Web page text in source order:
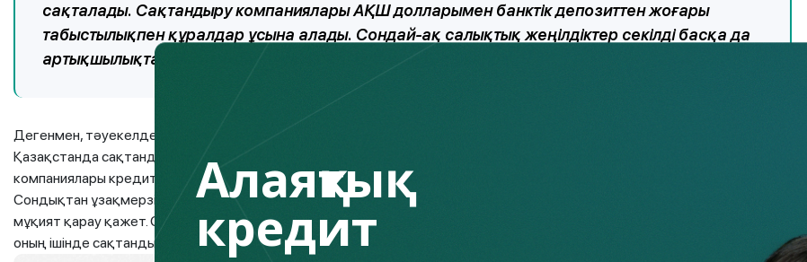
сақталады. Сақтандыру компаниялары АҚШ долларымен банктік депозиттен жоғары
табыстылықпен құралдар ұсына алады. Сондай-ақ салықтық жеңілдіктер секілді басқа да
артықшылықтар бар», – деп түсіндіреді Қуаныш Мұқажанов.
Дегенмен, тәуекелдерді ескеру маңызды: бастысы – сақтандыру компаниясының банкротқа ұшырауы. Бірақ
Қазақстанда сақтандыру ұйымдары банктерге қарағанда мұндай жағдайға сирек ұшырайды. Себебі сақтандыру
компаниялары кредиттік тәуекелге аз ұшырайды және қаражатты қайда инвестициялайтынына шектеу қойылған.
Сондықтан ұзақмерзімді кезеңге сақтандырушыны таңдағанда, лицензиясы бар және беделі жақсы компанияларды
мұқият қарау қажет. Сондай-ақ, компанияның акционерлері туралы ақпаратты зерттеу, шарттың барлық талаптарын,
оның ішінде сақтандыру жағдайларынан алынатын ерекшеліктер тізімін мұқият оқу керек.
Алаяқтық
кредит